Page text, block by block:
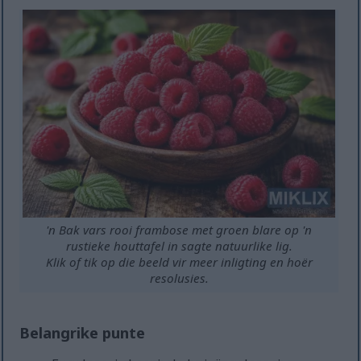
'n Bak vars rooi frambose met groen blare op 'n
rustieke houttafel in sagte natuurlike lig.
Klik of tik op die beeld vir meer inligting en hoër
resolusies.
Belangrike punte